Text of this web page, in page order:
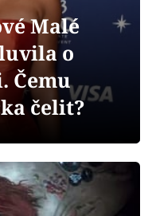
Malé
o
Čemu
čelit?